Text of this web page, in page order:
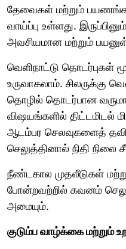
தேவைகள் மற்றும்
வாய்ப்பு உள்ளது.
அவசியமான மற்றும்
வெளிநாட்டு தொடர்புகள்
உருவாகலாம். சிலருக்கு
தொழில் தொடர்பான
விஷயங்களில் திட்டமிடல்
ஆடம்பர செலவுகளைத்
செலுத்தினால் நிதி நிலை
நீண்டகால முதலீடுகள்
போன்றவற்றில் கவனம்
அமையும்.
குடும்ப வாழ்க்கை மற்றும்